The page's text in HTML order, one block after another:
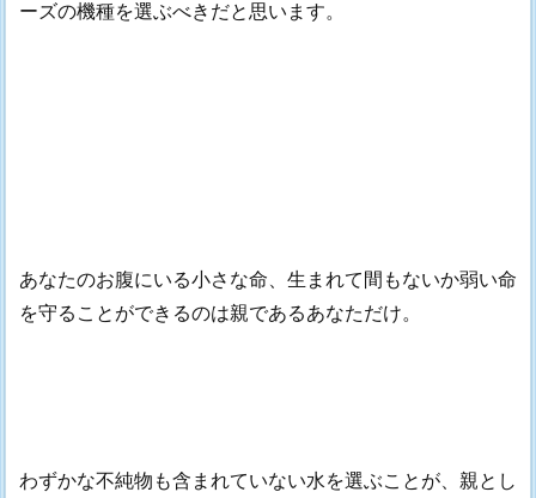
ーズの機種を選ぶべきだと思います。
あなたのお腹にいる小さな命、生まれて間もないか弱い命
を守ることができるのは親であるあなただけ。
わずかな不純物も含まれていない水を選ぶことが、親とし